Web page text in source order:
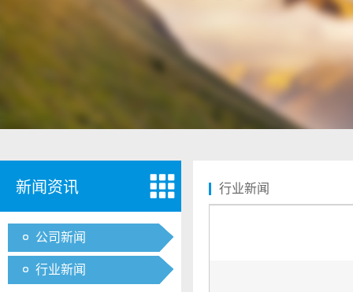
新闻资讯
公司新闻
行业新闻
行业新闻